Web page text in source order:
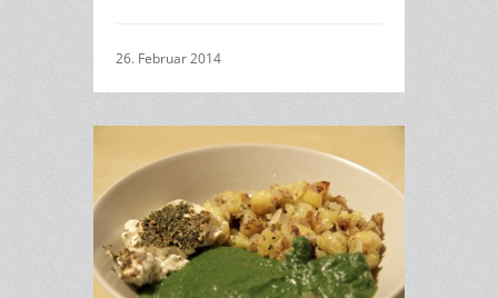
26. Februar 2014